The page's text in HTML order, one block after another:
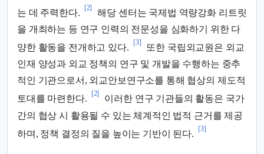
는 데 주력한다.
[2]
해당 센터는 국제법 역량강화 리트릿
을 개최하는 등 연구 인력의 전문성을 심화하기 위한 다
양한 활동을 전개하고 있다.
[3]
또한 국립외교원은 외교
인재 양성과 외교 정책의 연구 및 개발을 수행하는 중추
적인 기관으로서, 외교안보연구소를 통해 협상의 제도적
토대를 마련한다.
[2]
이러한 연구 기관들의 활동은 국가
간의 협상 시 활용될 수 있는 체계적인 법적 근거를 제공
하며, 정책 결정의 질을 높이는 기반이 된다.
[3]